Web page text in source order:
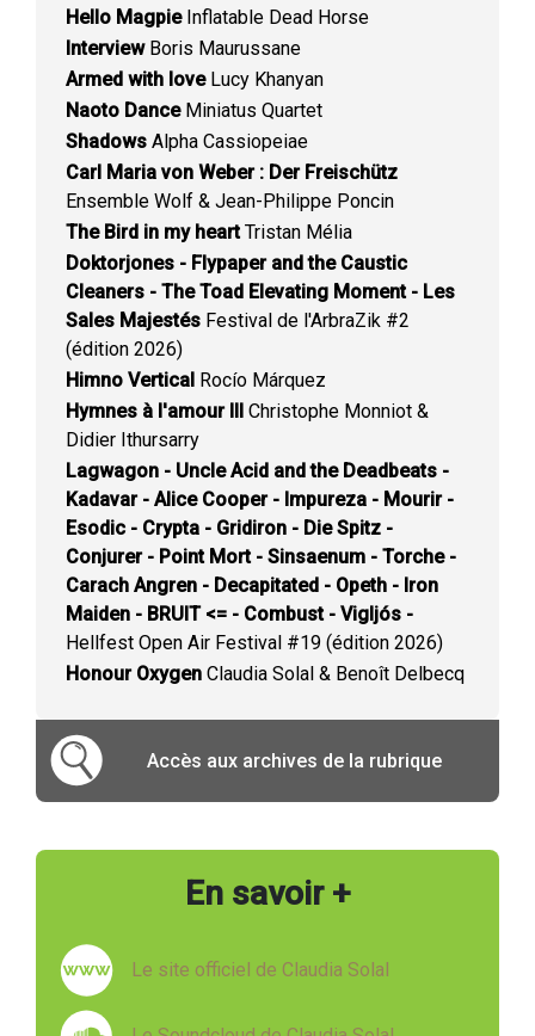
Hello MagpieInflatable Dead Horse
InterviewBoris Maurussane
Armed with loveLucy Khanyan
Naoto DanceMiniatus Quartet
Shadows Alpha Cassiopeiae
Carl Maria von Weber : Der Freischütz
Ensemble Wolf & Jean-Philippe Poncin
The Bird in my heartTristan Mélia
Doktorjones - Flypaper and the Caustic
Cleaners - The Toad Elevating Moment - Les
Sales Majestés Festival de l'ArbraZik #2
(édition 2026)
Himno Vertical Rocío Márquez
Hymnes à l'amour III Christophe Monniot &
Didier Ithursarry
Lagwagon - Uncle Acid and the Deadbeats -
Kadavar - Alice Cooper - Impureza - Mourir -
Esodic - Crypta - Gridiron - Die Spitz -
Conjurer - Point Mort - Sinsaenum - Torche -
Carach Angren - Decapitated - Opeth - Iron
Maiden - BRUIT <= - Combust - Vigljós -
Hellfest Open Air Festival #19 (édition 2026)
Honour Oxygen Claudia Solal & Benoît Delbecq
Accès aux archives de la rubrique
En savoir +
Le site officiel de Claudia Solal